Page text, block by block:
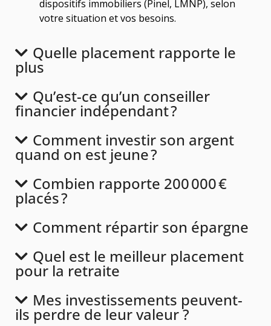
dispositifs immobiliers (Pinel, LMNP), selon
votre situation et vos besoins.
Quelle placement rapporte le
plus
Qu’est-ce qu’un conseiller
financier indépendant ?
Comment investir son argent
quand on est jeune ?
Combien rapporte 200 000 €
placés ?
Comment répartir son épargne
Quel est le meilleur placement
pour la retraite
Mes investissements peuvent-
ils perdre de leur valeur ?